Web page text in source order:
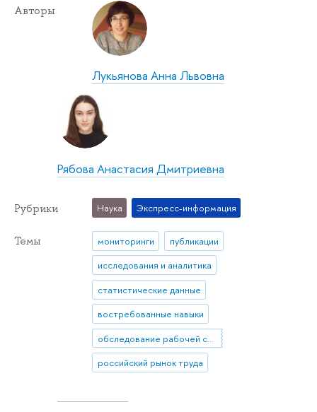
Авторы
Лукьянова Анна Львовна
Рябова Анастасия Дмитриевна
Рубрики Наука Экспресс-информация
Темы мониторинги
публикации
исследования и аналитика
статистические данные
востребованные навыки
обследование рабочей силы
российский рынок труда